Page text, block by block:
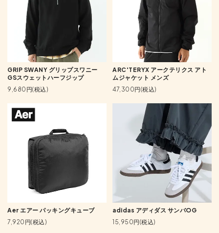
GRIP SWANY グリップスワニー
GSスウェットハーフジップ
9,680円(税込)
ARC'TERYX アークテリクス アト
ムジャケット メンズ
47,300円(税込)
Aer エアー パッキングキューブ
7,920円(税込)
adidas アディダス サンバOG
15,950円(税込)